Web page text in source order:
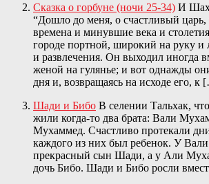
Сказка о горбуне (ночи 25-34) И
“Дошло до меня, о счастливый
времена и минувшие века и
городе портной, широкий на руку и
и развлечения. Он выходил иногда
женой на гулянье; и вот однажды
дня и, возвращаясь на исходе его, к
Шади и Бибо В селении Тальхак,
жили когда-то два брата: Вали
Мухаммед. Счастливо протекали
каждого из них был ребенок. У
прекрасный сын Шади, а у Али
дочь Бибо. Шади и Бибо росли